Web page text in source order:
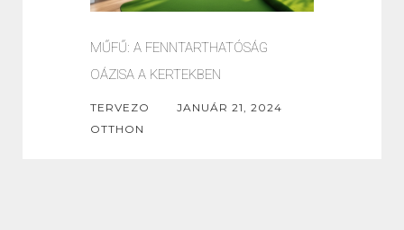
MŰFŰ: A FENNTARTHATÓSÁG
OÁZISA A KERTEKBEN
TERVEZO
JANUÁR 21, 2024
OTTHON